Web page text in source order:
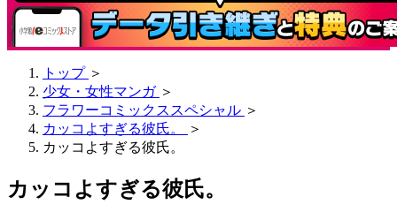
トップ ＞
少女・女性マンガ ＞
フラワーコミックススペシャル ＞
カッコよすぎる彼氏。
＞
カッコよすぎる彼氏。
カッコよすぎる彼氏。